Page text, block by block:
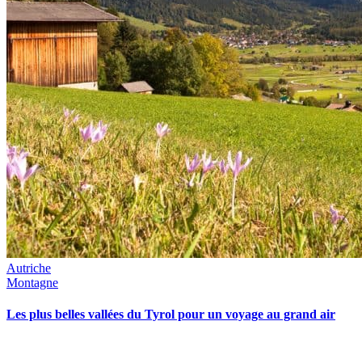
Autriche
Montagne
Les plus belles vallées du Tyrol pour un voyage au grand air